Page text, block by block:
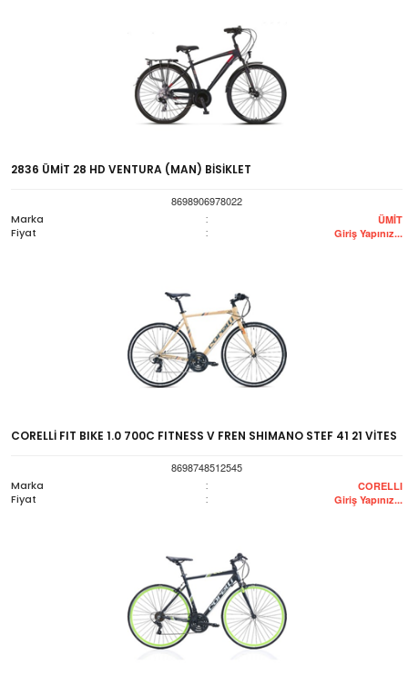
2836 ÜMİT 28 HD VENTURA (MAN) BİSİKLET
8698906978022
Marka
: ÜMİT
Fiyat : Giriş Yapınız...
CORELLİ FIT BIKE 1.0 700C FITNESS V FREN SHIMANO STEF 41 21 VİTES
8698748512545
Marka
: CORELLI
Fiyat : Giriş Yapınız...